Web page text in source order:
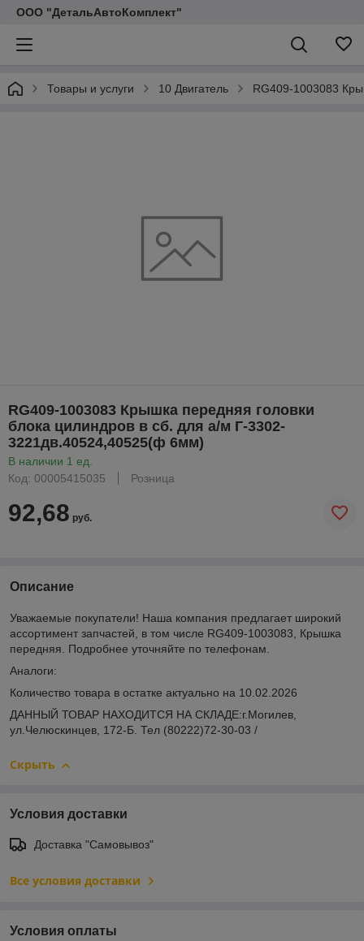
ООО "ДетальАвтоКомплект"
Товары и услуги 10 Двигатель RG409-1003083
RG409-1003083 Крышка передняя головки
блока цилиндров в сб. для а/м Г-3302-
3221дв.40524,40525(ф 6мм)
В наличии 1 ед.
Код: 00005415035
Розница
92,68 руб.
Описание
Уважаемые покупатели! Наша компания предлагает широкий
ассортимент запчастей, в том числе RG409-1003083, Крышка
передняя. Подробнее уточняйте по телефонам.
Аналоги:
Количество товара в остатке актуально на 10.02.2026
ДАННЫЙ ТОВАР НАХОДИТСЯ НА СКЛАДE:г.Могилев,
ул.Челюскинцев, 172-Б. Тел (80222)72-30-03 /
Скрыть
Условия доставки
Доставка "Самовывоз"
Все условия доставки
Условия оплаты